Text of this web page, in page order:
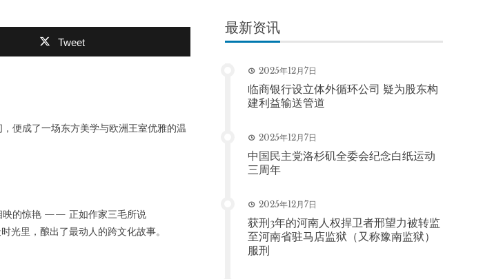
Tweet
便成了一场东方美学与欧洲王室优雅的温
映的惊艳 —— 正如作家三毛所说
光里，酿出了最动人的跨文化故事。
最新资讯
2025年12月7日
临商银行设立体外循环公司 疑为股东构
建利益输送管道
2025年12月7日
中国民主党洛杉矶全委会纪念白纸运动
三周年
2025年12月7日
获刑3年的河南人权捍卫者邢望力被转监
至河南省驻马店监狱（又称豫南监狱）
服刑